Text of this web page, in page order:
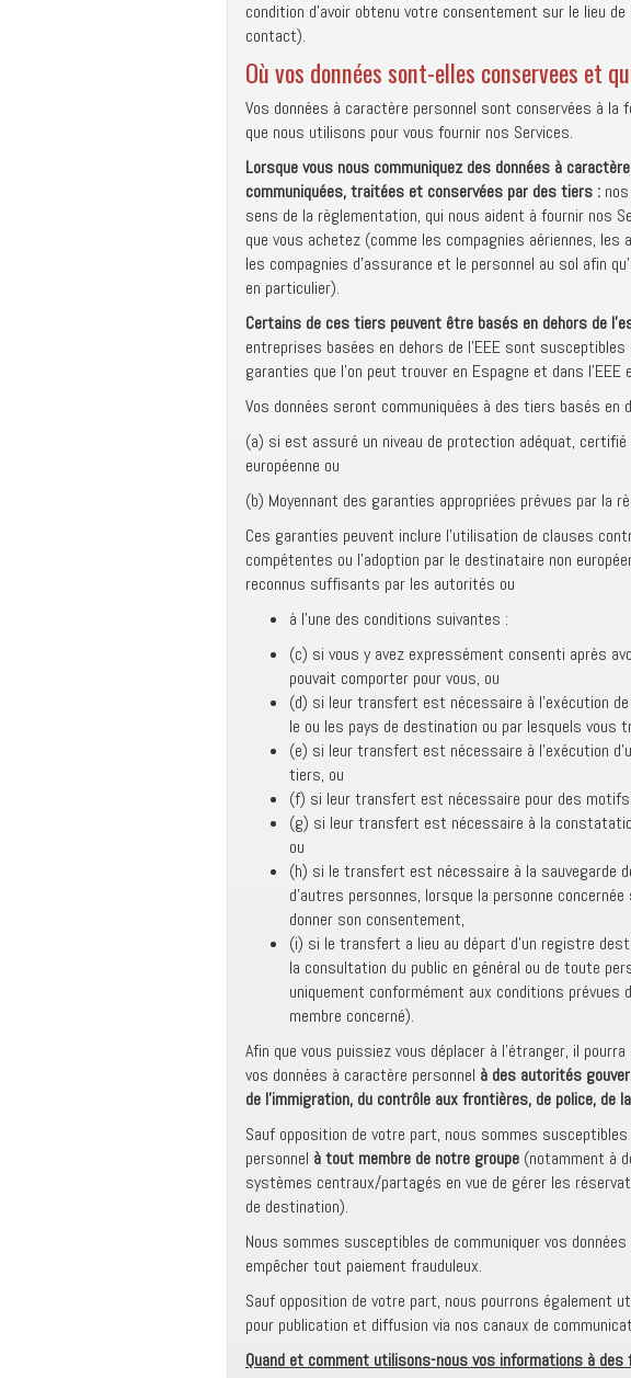
condition d’avoir obtenu votre consentement sur le lieu
contact).
Où vos données sont-elles conservees et
Vos données à caractère personnel sont conservées à
que nous utilisons pour vous fournir nos Services.
Lorsque vous nous communiquez des données à
communiquées, traitées et conservées par des tiers :
sens de la règlementation, qui nous aident à fournir nos
que vous achetez (comme les compagnies aériennes,
les compagnies d’assurance et le personnel au sol afin
en particulier).
Certains de ces tiers peuvent être basés en dehors de
entreprises basées en dehors de l’EEE sont
garanties que l’on peut trouver en Espagne et dans
Vos données seront communiquées à des tiers basés en
(a) si est assuré un niveau de protection adéquat, certifié
européenne ou
(b) Moyennant des garanties appropriées prévues par la
Ces garanties peuvent inclure l’utilisation de clauses
compétentes ou l’adoption par le destinataire non
reconnus suffisants par les autorités ou
à l’une des conditions suivantes :
(c) si vous y avez expressément consenti après
pouvait comporter pour vous, ou
(d) si leur transfert est nécessaire à l’exécution
le ou les pays de destination ou par lesquels vous
(e) si leur transfert est nécessaire à l’exécution
tiers, ou
(f) si leur transfert est nécessaire pour des motifs
(g) si leur transfert est nécessaire à la
ou
(h) si le transfert est nécessaire à la sauvegarde
d’autres personnes, lorsque la personne
donner son consentement,
(i) si le transfert a lieu au départ d’un registre
la consultation du public en général ou de toute
uniquement conformément aux conditions prévues
membre concerné).
Afin que vous puissiez vous déplacer à l’étranger, il
vos données à caractère personnel à des autorités
de l’immigration, du contrôle aux frontières, de police,
Sauf opposition de votre part, nous sommes
personnel à tout membre de notre groupe (notamment à
systèmes centraux/partagés en vue de gérer les
de destination).
Nous sommes susceptibles de communiquer vos données
empêcher tout paiement frauduleux.
Sauf opposition de votre part, nous pourrons également
pour publication et diffusion via nos canaux de
Quand et comment utilisons-nous vos informations à